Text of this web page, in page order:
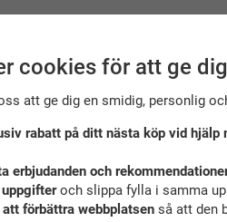
cookies för att ge
att ge dig en smidig, personlig
rabatt på ditt nästa köp vid hjälp
erbjudanden och
och slippa fylla i samma
förbättra webbplatsenså att den